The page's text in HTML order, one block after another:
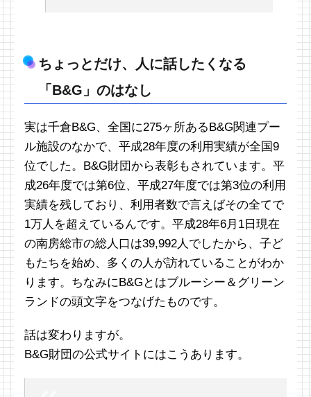
ちょっとだけ、人に話したくなる
「B&G」のはなし
実は千倉B&G、全国に275ヶ所あるB&G関連プー
ル施設のなかで、平成28年度の利用実績が全国9
位でした。B&G財団から表彰もされています。平
成26年度では第6位、平成27年度では第3位の利用
実績を残しており、利用者数で言えばその全てで
1万人を超えているんです。平成28年6月1日現在
の南房総市の総人口は39,992人でしたから、子ど
もたちを始め、多くの人が訪れていることがわか
ります。ちなみにB&Gとはブルーシー＆グリーン
ランドの頭文字をつなげたものです。
話は変わりますが。
B&G財団の公式サイトにはこうあります。